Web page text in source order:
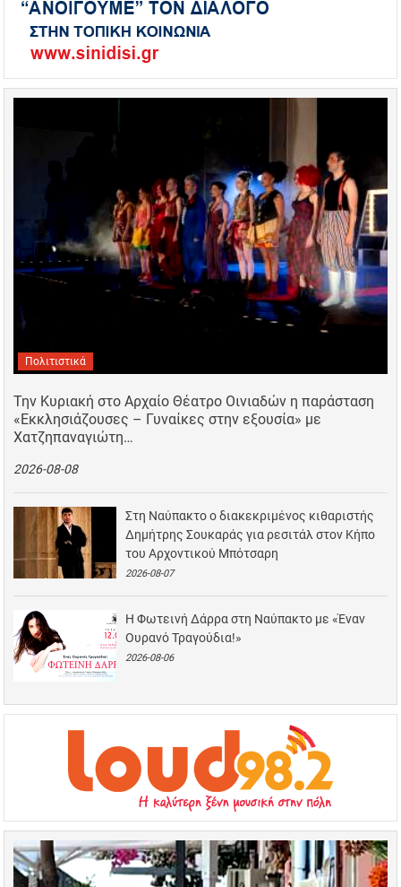
Πολιτιστικά
Την Κυριακή στο Αρχαίο Θέατρο Οινιαδών η παράσταση
«Εκκλησιάζουσες – Γυναίκες στην εξουσία» με
Χατζηπαναγιώτη…
2026-08-08
Στη Ναύπακτο ο διακεκριμένος κιθαριστής
Δημήτρης Σουκαράς για ρεσιτάλ στον Κήπο
του Αρχοντικού Μπότσαρη
2026-08-07
Η Φωτεινή Δάρρα στη Ναύπακτο με «Έναν
Ουρανό Τραγούδια!»
2026-08-06